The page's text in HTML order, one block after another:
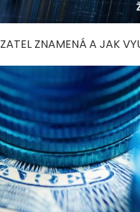
ZNAMENÁ A JAK